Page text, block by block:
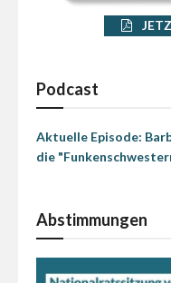
Podcast
Aktuelle Episode:
die
Abstimmungen